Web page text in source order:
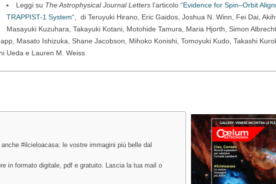
Leggi su The Astrophysical Journal Lettersl’articolo “Evidence for Spin–Orbit
TRAPPIST-1 System“, di Teruyuki Hirano, Eric Gaidos, Joshua N. Winn, Fei Dai,
Masayuki Kuzuhara, Takayuki Kotani, Motohide Tamura, Maria Hjorth, Simon
Masato Ishizuka, Shane Jacobson, Mihoko Konishi, Tomoyuki Kudo, Takashi
Ueda e Lauren M. Weiss
#ilcieloacasa: le vostre immagini più belle dal
in formato digitale, pdf e gratuito. Lascia la tua mail o